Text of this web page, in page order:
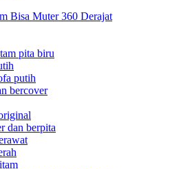
Bisa Muter 360 Derajat
pita biru
putih
bercover
dan berpita